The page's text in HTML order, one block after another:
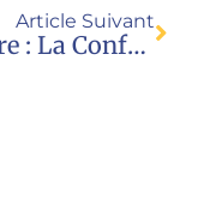
Article Suivant
Victoire : La Conférence De La Haye Abandonne Son Projet De Convention Sur La GPA Transfrontière